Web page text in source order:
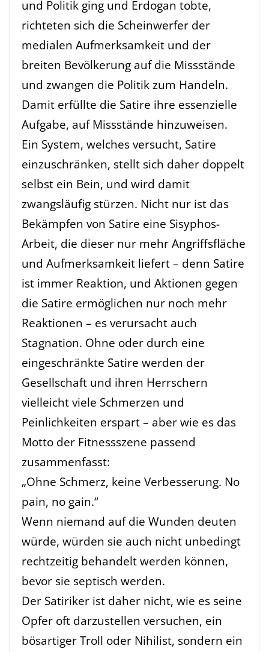
und Politik ging und Erdogan tobte,
richteten sich die Scheinwerfer der
medialen Aufmerksamkeit und der
breiten Bevölkerung auf die Missstände
und zwangen die Politik zum Handeln.
Damit erfüllte die Satire ihre essenzielle
Aufgabe, auf Missstände hinzuweisen.
Ein System, welches versucht, Satire
einzuschränken, stellt sich daher doppelt
selbst ein Bein, und wird damit
zwangsläufig stürzen. Nicht nur ist das
Bekämpfen von Satire eine Sisyphos-
Arbeit, die dieser nur mehr Angriffsfläche
und Aufmerksamkeit liefert – denn Satire
ist immer Reaktion, und Aktionen gegen
die Satire ermöglichen nur noch mehr
Reaktionen – es verursacht auch
Stagnation. Ohne oder durch eine
eingeschränkte Satire werden der
Gesellschaft und ihren Herrschern
vielleicht viele Schmerzen und
Peinlichkeiten erspart – aber wie es das
Motto der Fitnessszene passend
zusammenfasst:
„Ohne Schmerz, keine Verbesserung. No
pain, no gain.“
Wenn niemand auf die Wunden deuten
würde, würden sie auch nicht unbedingt
rechtzeitig behandelt werden können,
bevor sie septisch werden.
Der Satiriker ist daher nicht, wie es seine
Opfer oft darzustellen versuchen, ein
bösartiger Troll oder Nihilist, sondern ein